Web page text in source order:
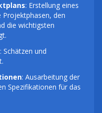
: Erstellung eines
Projektphasen, den
die wichtigsten
: Schätzen und
: Ausarbeitung der
Spezifikationen für das